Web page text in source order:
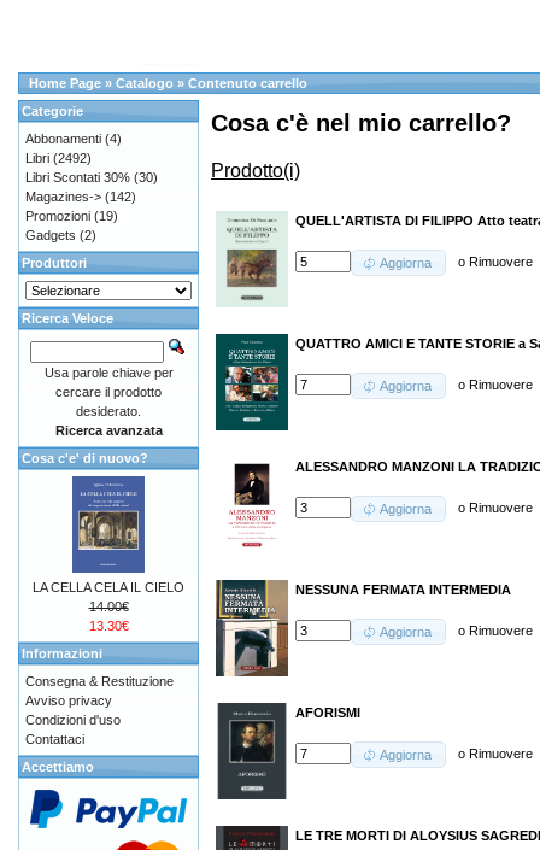
Home Page » Catalogo » Contenuto carrello
Cosa c'è nel mio carrello?
Prodotto(i)
QUELL'ARTISTA DI FILIPPO Atto
Aggiorna oRimuovere
QUATTRO AMICI E TANTE STORIE a
Aggiorna oRimuovere
ALESSANDRO MANZONI LA
Aggiorna oRimuovere
NESSUNA FERMATA INTERMEDIA
Aggiorna oRimuovere
AFORISMI
Aggiorna oRimuovere
LE TRE MORTI DI ALOYSIUS SAGREDI
Categorie
Abbonamenti (4)
Libri (2492)
Libri Scontati 30% (30)
Magazines-> (142)
Promozioni (19)
Gadgets (2)
Produttori
Ricerca Veloce
Usa parole chiave per
cercare il prodotto
desiderato.
Ricerca avanzata
Cosa c'e' di nuovo?
LA CELLA CELA IL CIELO
14.00€
13.30€
Informazioni
Consegna & Restituzione
Avviso privacy
Condizioni d'uso
Contattaci
Accettiamo